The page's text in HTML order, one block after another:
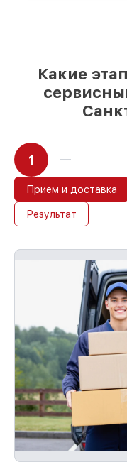
Какие
1
Прием и доставка
Результат